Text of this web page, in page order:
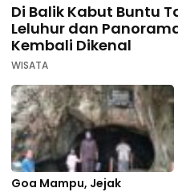
Di Balik Kabut Buntu
Leluhur dan
Kembali Dikenal
WISATA
Goa Mampu, Jejak